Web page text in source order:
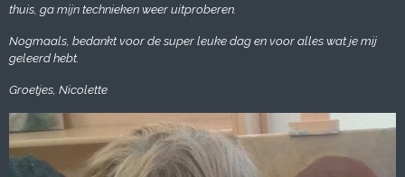
thuis, ga mijn technieken weer uitproberen.
Nogmaals, bedankt voor de super leuke dag en voor alles wat je mij
geleerd hebt.
Groetjes, Nicolette